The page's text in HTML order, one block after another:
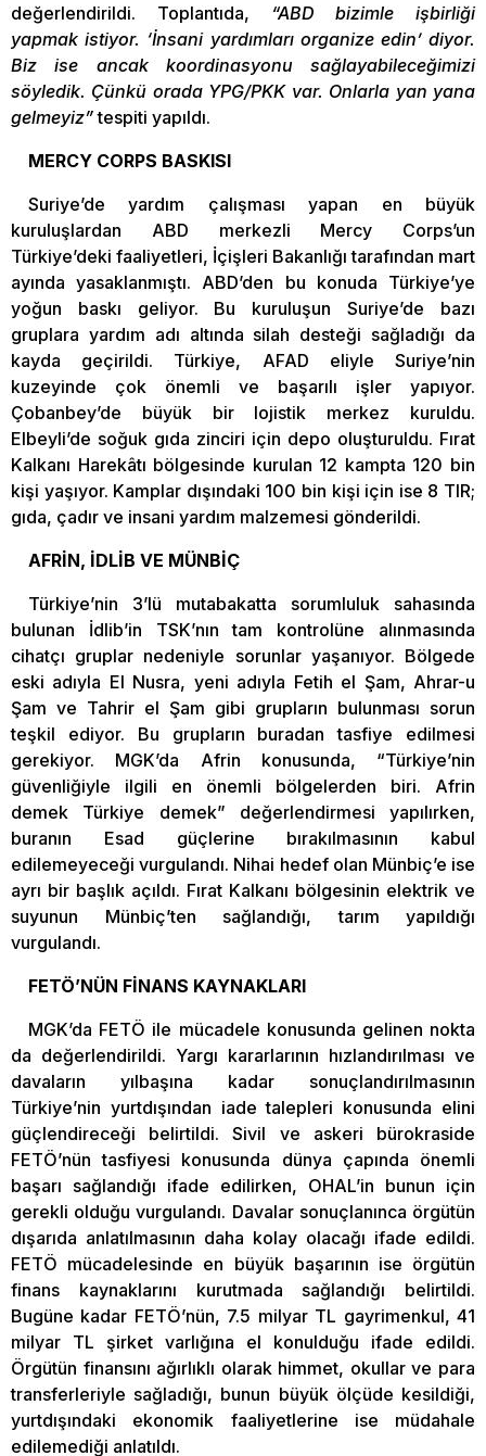
değerlendirildi. Toplantıda, “ABD bizimle işbirliği
yapmak istiyor. ‘İnsani yardımları organize edin’ diyor.
Biz ise ancak koordinasyonu sağlayabileceğimizi
söyledik. Çünkü orada YPG/PKK var. Onlarla yan yana
gelmeyiz”tespiti yapıldı.
MERCY CORPS BASKISI
Suriye’de yardım çalışması yapan en büyük
kuruluşlardan ABD merkezli Mercy Corps’un
Türkiye’deki faaliyetleri, İçişleri Bakanlığı tarafından mart
ayında yasaklanmıştı. ABD’den bu konuda Türkiye’ye
yoğun baskı geliyor. Bu kuruluşun Suriye’de bazı
gruplara yardım adı altında silah desteği sağladığı da
kayda geçirildi. Türkiye, AFAD eliyle Suriye’nin
kuzeyinde çok önemli ve başarılı işler yapıyor.
Çobanbey’de büyük bir lojistik merkez kuruldu.
Elbeyli’de soğuk gıda zinciri için depo oluşturuldu. Fırat
Kalkanı Harekâtı bölgesinde kurulan 12 kampta 120 bin
kişi yaşıyor. Kamplar dışındaki 100 bin kişi için ise 8 TIR;
gıda, çadır ve insani yardım malzemesi gönderildi.
AFRİN, İDLİB VE MÜNBİÇ
Türkiye’nin 3’lü mutabakatta sorumluluk sahasında
bulunan İdlib’in TSK’nın tam kontrolüne alınmasında
cihatçı gruplar nedeniyle sorunlar yaşanıyor. Bölgede
eski adıyla El Nusra, yeni adıyla Fetih el Şam, Ahrar-u
Şam ve Tahrir el Şam gibi grupların bulunması sorun
teşkil ediyor. Bu grupların buradan tasfiye edilmesi
gerekiyor. MGK’da Afrin konusunda, “Türkiye’nin
güvenliğiyle ilgili en önemli bölgelerden biri. Afrin
demek Türkiye demek” değerlendirmesi yapılırken,
buranın Esad güçlerine bırakılmasının kabul
edilemeyeceği vurgulandı. Nihai hedef olan Münbiç’e ise
ayrı bir başlık açıldı. Fırat Kalkanı bölgesinin elektrik ve
suyunun Münbiç’ten sağlandığı, tarım yapıldığı
vurgulandı.
FETÖ’NÜN FİNANS KAYNAKLARI
MGK’da FETÖ ile mücadele konusunda gelinen nokta
da değerlendirildi. Yargı kararlarının hızlandırılması ve
davaların yılbaşına kadar sonuçlandırılmasının
Türkiye’nin yurtdışından iade talepleri konusunda elini
güçlendireceği belirtildi. Sivil ve askeri bürokraside
FETÖ’nün tasfiyesi konusunda dünya çapında önemli
başarı sağlandığı ifade edilirken, OHAL’in bunun için
gerekli olduğu vurgulandı. Davalar sonuçlanınca örgütün
dışarıda anlatılmasının daha kolay olacağı ifade edildi.
FETÖ mücadelesinde en büyük başarının ise örgütün
finans kaynaklarını kurutmada sağlandığı belirtildi.
Bugüne kadar FETÖ’nün, 7.5 milyar TL gayrimenkul, 41
milyar TL şirket varlığına el konulduğu ifade edildi.
Örgütün finansını ağırlıklı olarak himmet, okullar ve para
transferleriyle sağladığı, bunun büyük ölçüde kesildiği,
yurtdışındaki ekonomik faaliyetlerine ise müdahale
edilemediği anlatıldı.